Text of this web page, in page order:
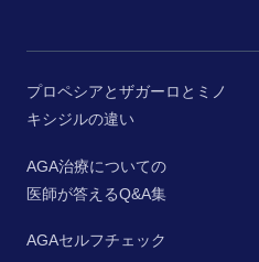
プロペシアとザガーロとミノ
キシジルの違い
AGA治療についての
医師が答えるQ&A集
AGAセルフチェック